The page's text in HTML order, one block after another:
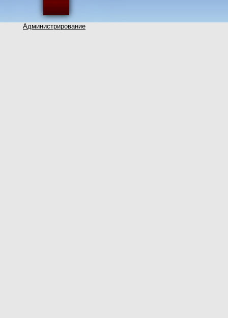
Администрирование